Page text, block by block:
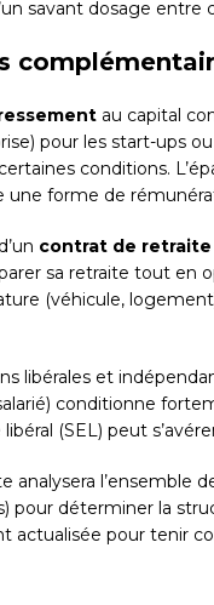
savant dosage entre
au capital
pour les start-ups
conditions.
une forme de
contrat de
sa retraite tout en
(véhicule,
libérales et
conditionne
(SEL) peut
analysera l’ensemble
pour déterminer la
actualisée pour tenir